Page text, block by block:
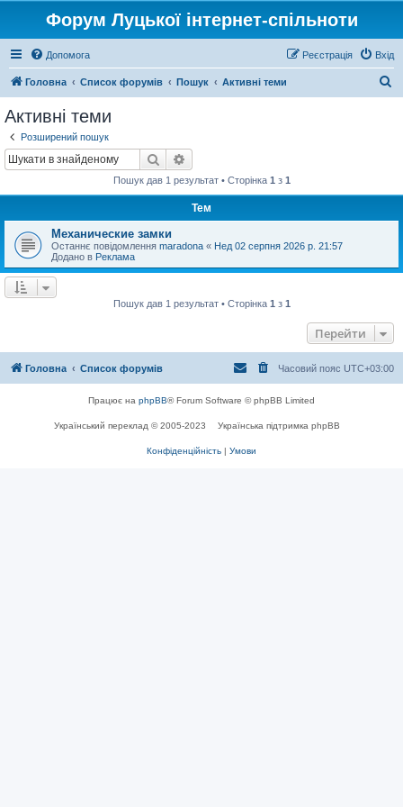
Форум Луцької інтернет-спільноти
Допомога Вхід
Реєстрація
Головна Список форумів Пошук Активні теми
Активні теми
Розширений пошук
Пошук
Пошук дав 1 результат • Сторінка 1 з 1
Тем
Механические замки
Останнє повідомлення maradona « Нед 02 серпня 2026 р. 21:57
Додано в Реклама
Пошук дав 1 результат • Сторінка 1 з 1
Перейти
Головна Список форумів Часовий пояс UTC+03:00
Працює на phpBB® Forum Software © phpBB Limited
Український переклад © 2005-2023 Українська підтримка phpBB
Конфіденційність | Умови